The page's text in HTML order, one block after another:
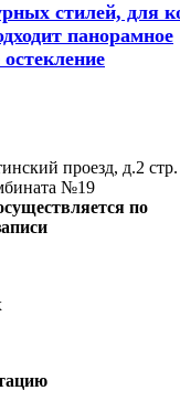
стилей, для
панорамное
проезд, д.2
№19
по